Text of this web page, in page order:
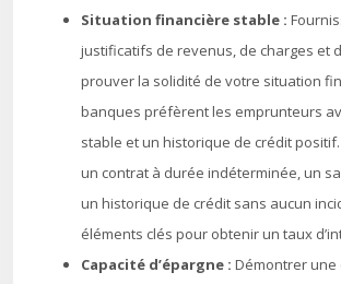
Situation financière stable :
justificatifs de revenus, de charges et
prouver la solidité de votre situation
banques préfèrent les emprunteurs
stable et un historique de crédit
un contrat à durée indéterminée, un
un historique de crédit sans aucun
éléments clés pour obtenir un taux
Capacité d’épargne : Démontrer une